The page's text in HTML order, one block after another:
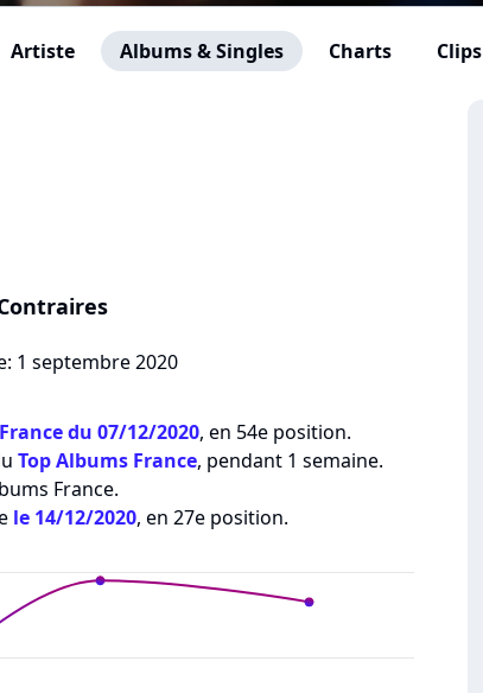
Artiste Albums & Singles Charts Clips
1 septembre 2020
du 07/12/2020, en 54e position.
Top Albums France, pendant 1 semaine.
France.
le 14/12/2020, en 27e position.